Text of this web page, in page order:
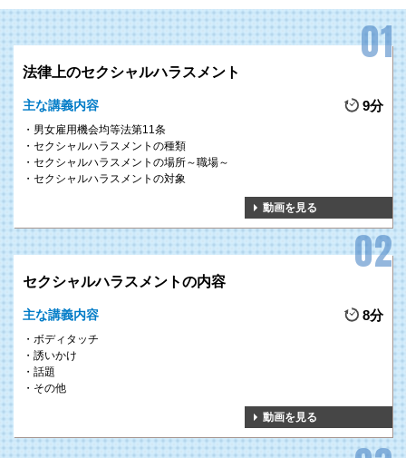
の対応」「加害者への対応」を理解できます。
また、被害者が受けた心理的負担の大きさに合わせた柔軟な対応の進め方
や、労働関係法令をしっかりと順守した加害者対応など、ケースに合わせた
正しい方法論をしっかりと学ぶことができます。
3
発生（再発）を防止する
仕組みの構築
管理者や役員がハラスメントに対して高い意識を持つことにより、具体的
で、より自浄作用の大きな防止策を実行 できるようになります。
また、一時的な予防にとどまらず、半永久的にハラスメントを許さない、風
通しのよい 組織風土が醸成 されます。
法律上のセクシャルハラスメント
主な講義内容 9分
男女雇用機会均等法第11条
セクシャルハラスメントの種類
セクシャルハラスメントの場所～職場～
セクシャルハラスメントの対象
動画を見る
セクシャルハラスメントの内容
主な講義内容 8分
ボディタッチ
誘いかけ
話題
その他
動画を見る